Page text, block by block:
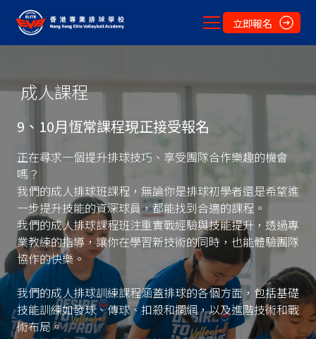
立即報名
成人課程
9、10月恆常課程現正接受報名
正在尋求一個提升排球技巧、享受團隊合作樂趣的機會
嗎？
我們的成人排球班課程，無論你是排球初學者還是希望進
一步提升技能的資深球員，都能找到合適的課程。
我們的成人排球課程班注重實戰經驗與技能提升，透過專
業教練的指導，讓你在學習新技術的同時，也能體驗團隊
協作的快樂。
我們的成人排球訓練課程涵蓋排球的各個方面，包括基礎
技能訓練如發球、傳球、扣殺和攔網，以及進階技術和戰
術布局。